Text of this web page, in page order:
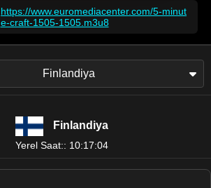
https://www.euromediacenter.com/5-minut
e-craft-1505-1505.m3u8
Finlandiya
Finlandiya
Yerel Saat:: 10:17:04